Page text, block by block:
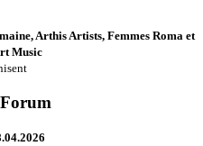
Arthis Artists, Femmes Roma et
Music